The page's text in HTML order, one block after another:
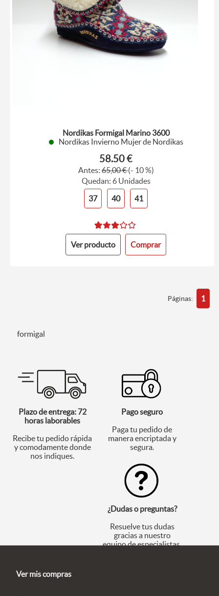
Nordikas Formigal Marino 3600
Nordikas Invierno Mujer de Nordikas
58.50 €
Antes:65,00 €(- 10 %)
Quedan: 6 Unidades
37
40 41
Ver producto Comprar
Páginas: 1
formigal
Plazo de entrega: 72
horas laborables
Recibe tu pedido rápida
y comodamente donde
nos indiques.
Pago seguro
Paga tu pedido de
manera encriptada y
segura.
¿Dudas o preguntas?
Resuelve tus dudas
gracias a nuestro
equipo de especialistas.
Ver mis compras